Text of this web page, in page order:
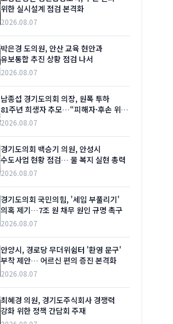
위한 실시설계 점검 본격화
2026.08.07
박은경 도의원, 안산 교육 현안과
유보통합 추진 상황 점검 나서
2026.08.07
남종섭 경기도의회 의장, 원폭 투하
81주년 희생자 추모…“피해자·후손 위한
실질적 지원 이어갈 것”
2026.08.07
경기도의회 백승기 의원, 안성시
수도사업 현황 점검… 물 복지 실현 총력
2026.08.07
경기도의회 국민의힘, '세입 부풀리기'
의혹 제기…7조 원 채무 원인 규명 촉구
2026.08.07
안양시, 경로당 무더위쉼터 '환영 문구'
부착 제안… 어르신 편의 증진 본격화
2026.08.07
최혜경 의원, 경기도주식회사 경쟁력
강화 위한 정책 간담회 주재